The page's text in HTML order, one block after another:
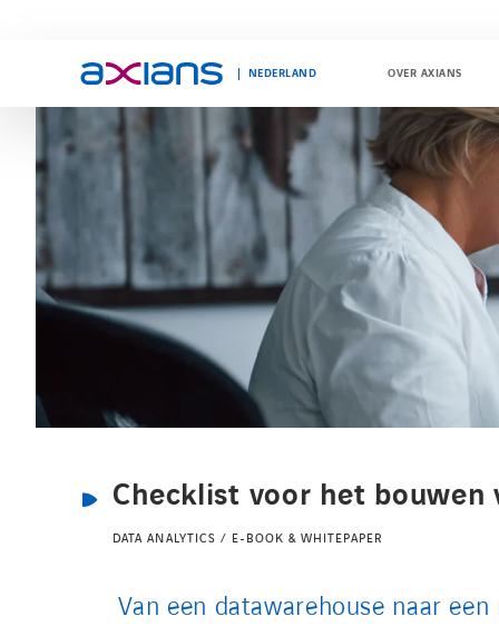
NEDERLAND OVER AXIANS
Checklist voor het
DATA ANALYTICS / E-BOOK & WHITEPAPER
Van een datawarehouse naar